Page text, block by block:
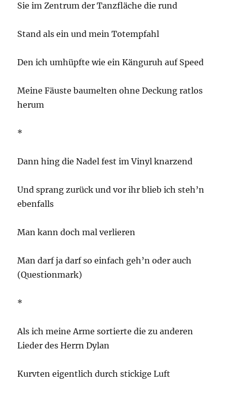
Sie im Zentrum der Tanzfläche die rund
Stand als ein und mein Totempfahl
Den ich umhüpfte wie ein Känguruh auf Speed
Meine Fäuste baumelten ohne Deckung ratlos
herum
*
Dann hing die Nadel fest im Vinyl knarzend
Und sprang zurück und vor ihr blieb ich steh’n
ebenfalls
Man kann doch mal verlieren
Man darf ja darf so einfach geh’n oder auch
(Questionmark)
*
Als ich meine Arme sortierte die zu anderen
Lieder des Herrn Dylan
Kurvten eigentlich durch stickige Luft